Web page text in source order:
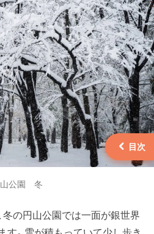
公園 冬
冬の円山公園では一面が銀世界